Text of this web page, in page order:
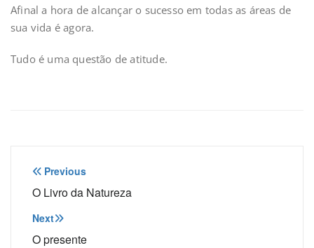
Afinal a hora de alcançar o sucesso em todas as áreas de
sua vida é agora.
Tudo é uma questão de atitude.
Navegação
de
Post
Previous
O Livro da Natureza
Next
O presente